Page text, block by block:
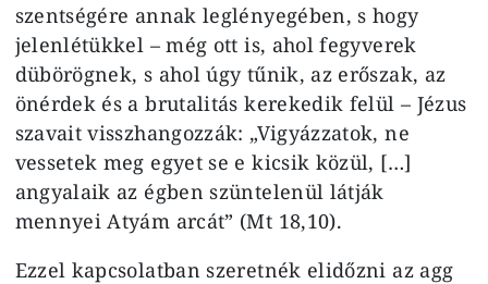
szentségére annak leglényegében, s hogy
jelenlétükkel – még ott is, ahol fegyverek
dübörögnek, s ahol úgy tűnik, az erőszak, az
önérdek és a brutalitás kerekedik felül – Jézus
szavait visszhangozzák: „Vigyázzatok, ne
vessetek meg egyet se e kicsik közül, […]
angyalaik az égben szüntelenül látják
mennyei Atyám arcát” (Mt 18,10).
Ezzel kapcsolatban szeretnék elidőzni az agg